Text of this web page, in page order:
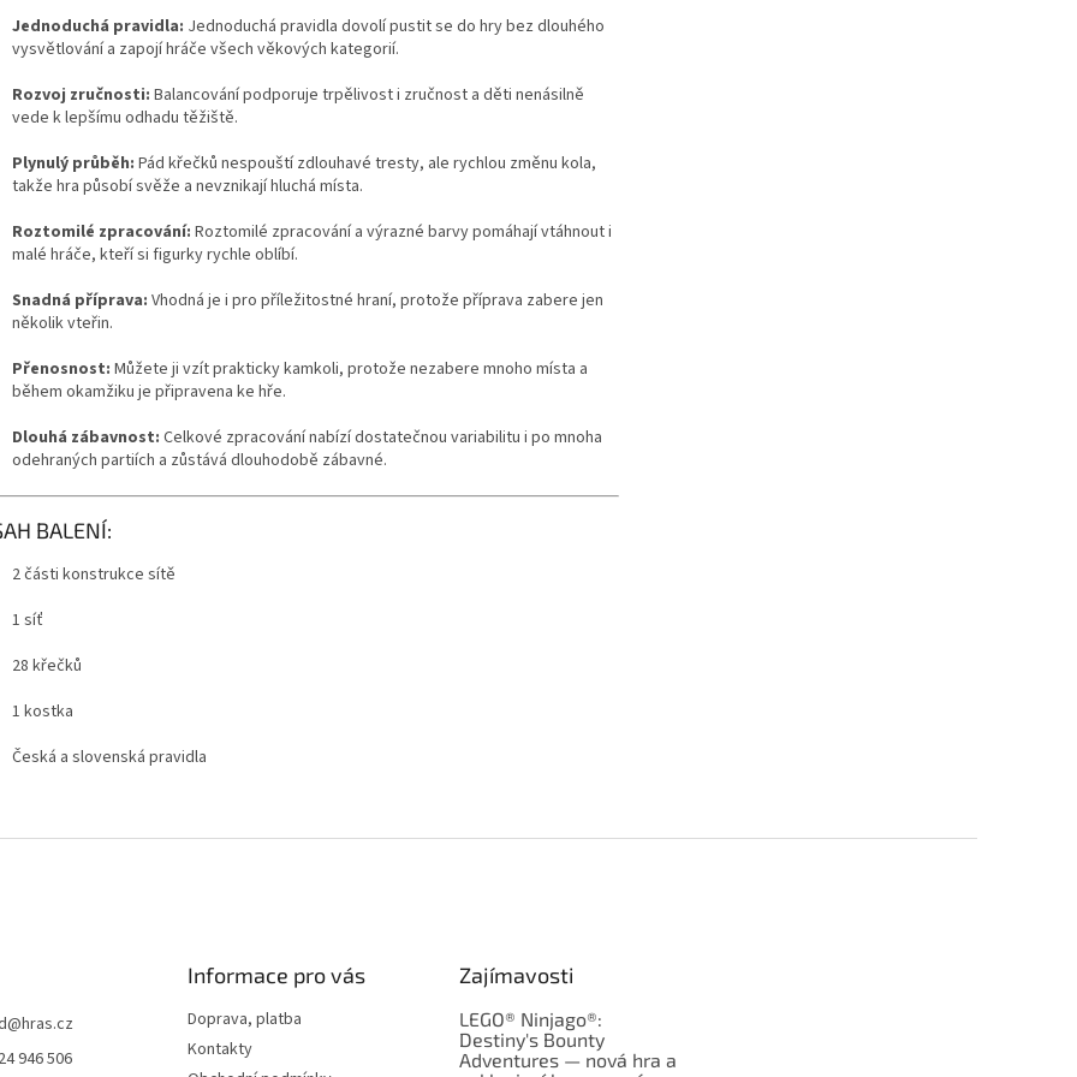
Jednoduchá pravidla: Jednoduchá pravidla dovolí pustit se do hry bez dlouhého
vysvětlování a zapojí hráče všech věkových kategorií.
Rozvoj zručnosti: Balancování podporuje trpělivost i zručnost a děti nenásilně
vede k lepšímu odhadu těžiště.
Plynulý průběh: Pád křečků nespouští zdlouhavé tresty, ale rychlou změnu kola,
takže hra působí svěže a nevznikají hluchá místa.
Roztomilé zpracování: Roztomilé zpracování a výrazné barvy pomáhají vtáhnout i
malé hráče, kteří si figurky rychle oblíbí.
Snadná příprava: Vhodná je i pro příležitostné hraní, protože příprava zabere jen
několik vteřin.
Přenosnost: Můžete ji vzít prakticky kamkoli, protože nezabere mnoho místa a
během okamžiku je připravena ke hře.
Dlouhá zábavnost: Celkové zpracování nabízí dostatečnou variabilitu i po mnoha
odehraných partiích a zůstává dlouhodobě zábavné.
BALENÍ:
2 části konstrukce sítě
1 síť
28 křečků
1 kostka
Česká a slovenská pravidla
@hras.cz
946 506
Informace pro vás
Doprava, platba
Kontakty
Zajímavosti
LEGO® Ninjago®:
Destiny's Bounty
Adventures — nová hra a